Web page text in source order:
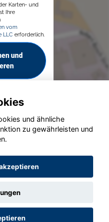
Karten- und
Ihre
vom
LLC erforderlich.
und
2020 - 2026
und ähnliche
zu gewährleisten und